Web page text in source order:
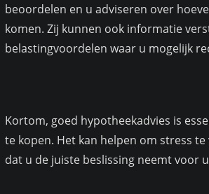
beoordelen en u adviseren over
komen. Zij kunnen ook informatie
belastingvoordelen waar u mogelijk
Kortom, goed hypotheekadvies is
te kopen. Het kan helpen om stress
dat u de juiste beslissing neemt voor